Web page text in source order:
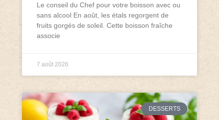
Le conseil du Chef pour votre boisson avec ou
sans alcool En août, les étals regorgent de
fruits gorgés de soleil. Cette boisson fraîche
associe
7 août 2026
DESSERTS